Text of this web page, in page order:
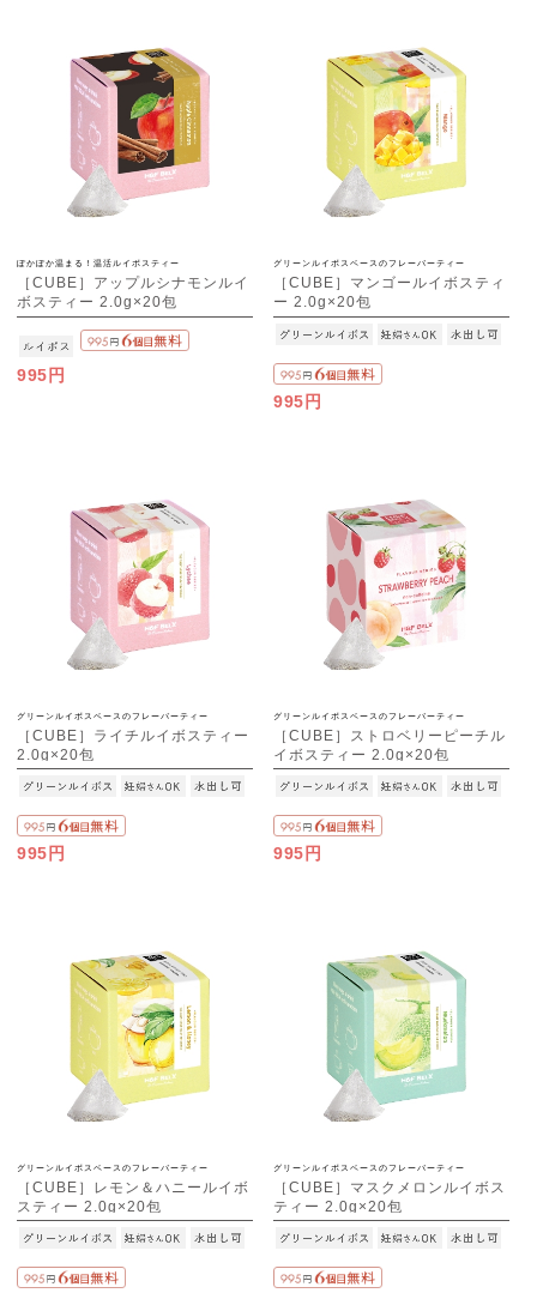
ぽかぽか温まる！温活ルイボスティー
［CUBE］アップルシナモンルイ
ボスティー 2.0g×20包
995円
グリーンルイボスベースのフレーバーティー
［CUBE］マンゴールイボスティ
ー 2.0g×20包
995円
グリーンルイボスベースのフレーバーティー
［CUBE］ライチルイボスティー
2.0g×20包
995円
グリーンルイボスベースのフレーバーティー
［CUBE］ストロベリーピーチル
イボスティー 2.0g×20包
995円
グリーンルイボスベースのフレーバーティー
［CUBE］レモン＆ハニールイボ
スティー 2.0g×20包
グリーンルイボスベースのフレーバーティー
［CUBE］マスクメロンルイボス
ティー 2.0g×20包